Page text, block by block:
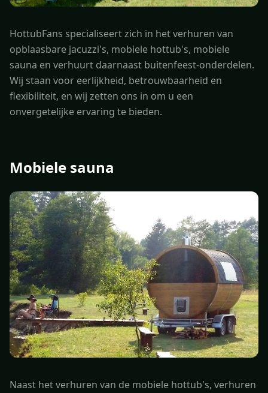
HottubFans specialiseert zich in het verhuren van
opblaasbare jacuzzi's, mobiele hottub's, mobiele
sauna en verhuurt daarnaast buitenfeest-onderdelen.
Wij staan voor eerlijkheid, betrouwbaarheid en
flexibiliteit, en wij zetten ons in om u een
onvergetelijke ervaring te bieden.
Mobiele sauna
Naast het verhuren van de mobiele hottub's, verhuren